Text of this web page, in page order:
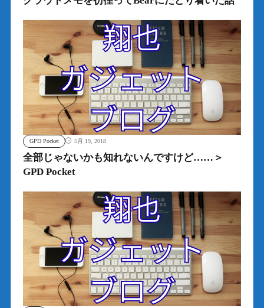
GPD Pocket 5月 19, 2018
全部じゃないかも知れないんですけど……＞
GPD Pocket